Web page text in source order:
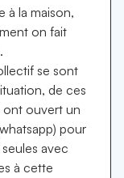
à la maison,
on fait
se sont
de ces
ont ouvert un
pour
avec
à cette